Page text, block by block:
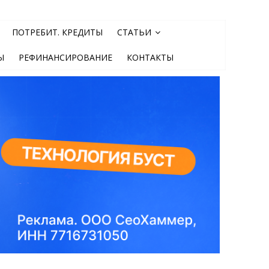
ПОТРЕБИТ. КРЕДИТЫ СТАТЬИ
РЕФИНАНСИРОВАНИЕ КОНТАКТЫ